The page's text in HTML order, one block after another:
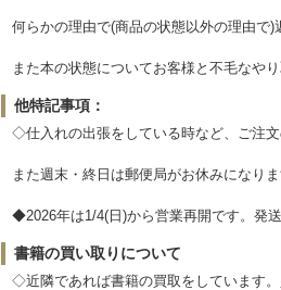
何らかの理由で(商品の状態以外の理由で
また本の状態についてお客様と不毛なや
他特記事項：
◇仕入れの出張をしている時など、ご注
また週末・終日は郵便局がお休みになり
◆2026年は1/4(日)から営業再開です。発送
書籍の買い取りについて
◇近隣であれば書籍の買取をしています